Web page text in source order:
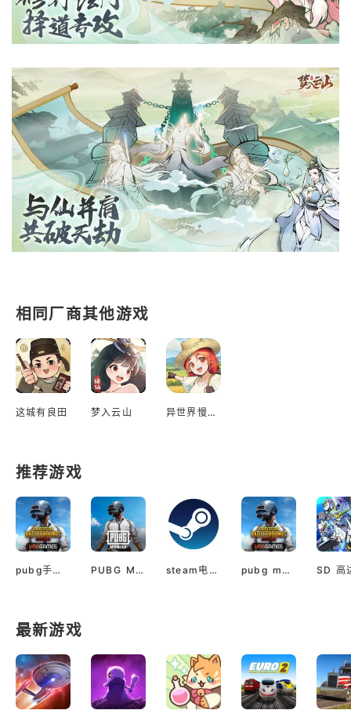
相同厂商其他游戏
这城有良田 梦入云山 异世界慢生活
推荐游戏
pubg手游越南服最新版 PUBG M(国际服绝地求生) steam电脑版下载 pubg mobile最新版本
最新游戏